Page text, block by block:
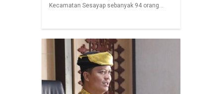
Kecamatan Sesayap sebanyak 94 orang…